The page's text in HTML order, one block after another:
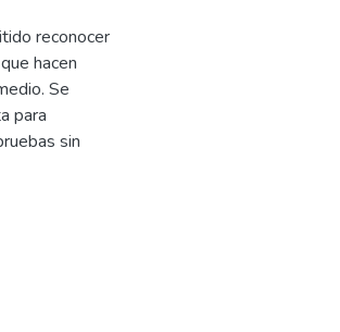
reconocer
hacen
Se
para
sin